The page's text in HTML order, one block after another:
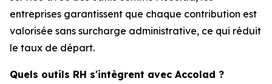
entreprises garantissent que chaque contribution est
valorisée sans surcharge administrative, ce qui réduit
le taux de départ.
Quels outils RH s'intègrent avec Accolad ?